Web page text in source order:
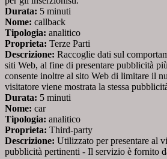
Durata: 5 minuti
Nome: callback
Tipologia: analitico
Proprieta: Terze Parti
Descrizione: Raccoglie dati sul
siti Web, al fine di presentare pubblicità
consente inoltre al sito Web di limitare il
visitatore viene mostrata la stessa
Durata: 5 minuti
Nome: car
Tipologia: analitico
Proprieta: Third-party
Descrizione: Utilizzato per presentare al
pubblicità pertinenti - Il servizio è fornito